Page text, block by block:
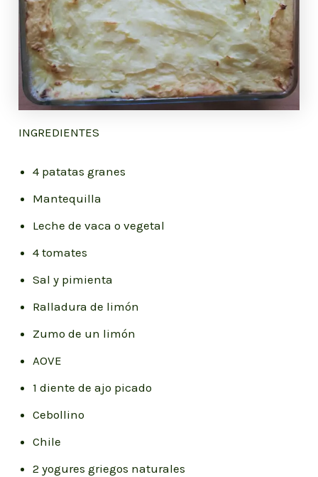
INGREDIENTES
4 patatas granes
Mantequilla
Leche de vaca o vegetal
4 tomates
Sal y pimienta
Ralladura de limón
Zumo de un limón
AOVE
1 diente de ajo picado
Cebollino
Chile
2 yogures griegos naturales